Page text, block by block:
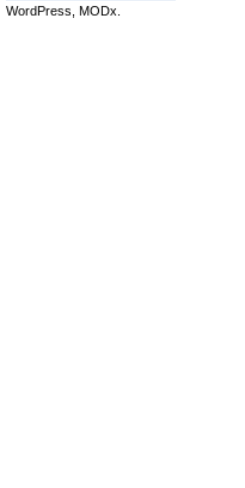
WordPress, MODx.